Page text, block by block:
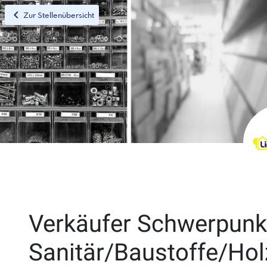
chevron_leftZur Stellenübersicht
Verkäufer
Sanitär/Baustoffe/